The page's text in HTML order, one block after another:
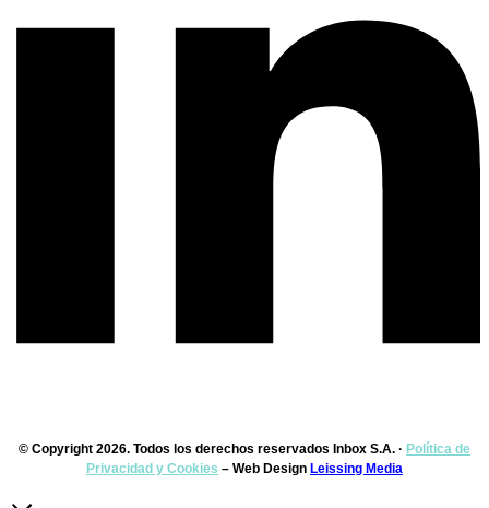
© Copyright 2026. Todos los derechos reservados Inbox S.A. · Política de
Privacidad y Cookies – Web Design Leissing Media